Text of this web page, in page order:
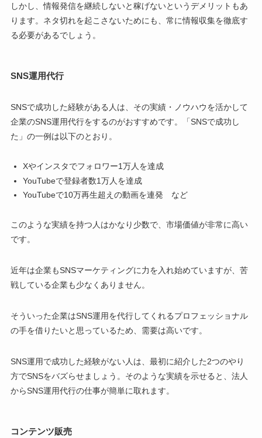
しかし、情報発信を継続しないと稼げないというデメリットもあ
ります。ネタ切れを起こさないためにも、常に情報収集を徹底す
る必要があるでしょう。
SNS運用代行
SNSで成功した経験がある人は、その実績・ノウハウを活かして
企業のSNS運用代行をするのがおすすめです。「SNSで成功し
た」の一例は以下のとおり。
Xやインスタでフォロワー1万人を達成
YouTubeで登録者数1万人を達成
YouTubeで10万再生超えの動画を連発 など
このような実績を持つ人はかなり少数で、市場価値が非常に高い
です。
近年は企業もSNSマーケティングに力を入れ始めていますが、苦
戦している企業も少なくありません。
そういった企業はSNS運用を代行してくれるプロフェッショナル
の手を借りたいと思っているため、需要は高いです。
SNS運用で成功した経験がない人は、最初に紹介した2つのやり
方でSNSをバズらせましょう。そのような実績を示せると、法人
からSNS運用代行の仕事が簡単に取れます。
コンテンツ販売